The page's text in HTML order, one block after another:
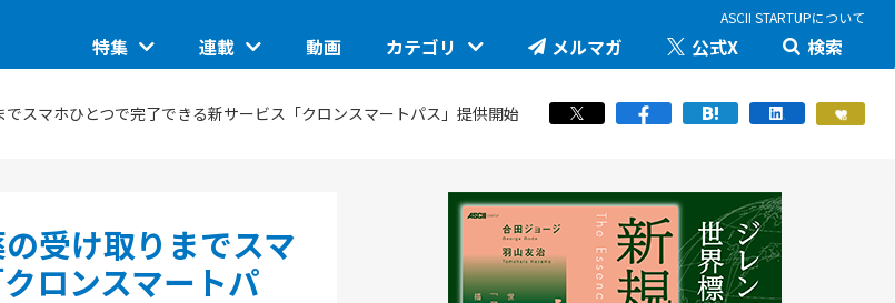
ASCII STARTUPについて
特集
未来を変える科学技術を追え！大学発の
ICTスタートアップリーグ
・ウィーン開催
フェス
SusHi Tech Tokyo 2026で見えた実装フ
ェーズの技術
堺市・中百舌鳥の社会課題解決型イノベ
ーション
連載
術 大学発スタ
羽山友治の【新規事業が動く思考スイッ
プ！人事！
門：手引きと
ASCII STARTUP ACADEMY JAPAN INNOVATION DAY 2024
動画 カテゴリ
働き方/ツール
起業家教育
メルマガ 公式X 検索
スマホひとつで完了できる新サービス「クロンスマートパス」提供開始
受け取りまでスマ
ロンスマートパ